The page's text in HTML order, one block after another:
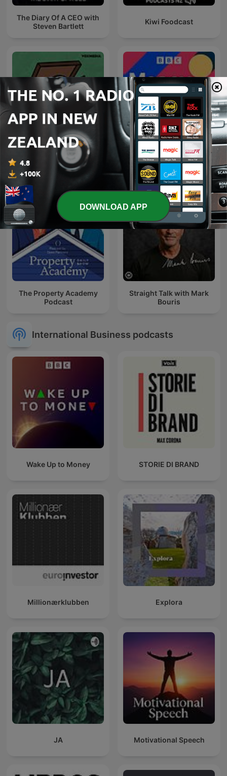
The Diary Of A CEO with
Steven Bartlett
Kiwi Foodcast
Lemonade Stand Money Box
The Property Academy
Podcast
Straight Talk with Mark
Bouris
International Business podcasts
Wake Up to Money STORIE DI BRAND
Millionærklubben Explora
JA Motivational Speech
DOWNLOAD APP